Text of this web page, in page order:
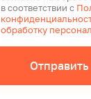
в соответствии с
обработку